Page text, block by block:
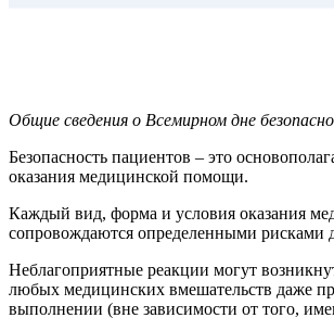
Общие сведения о Всемирном дне
Безопасность пациентов – это
оказания медицинской помощи.
Каждый вид, форма и условия оказания
сопровождаются определенными рисками
Неблагоприятные реакции могут
любых медицинских вмешательств даже
выполнении (вне зависимости от того,